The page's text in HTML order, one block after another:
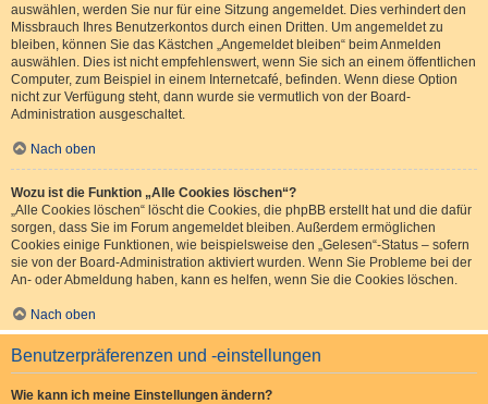
auswählen, werden Sie nur für eine Sitzung angemeldet. Dies verhindert den
Missbrauch Ihres Benutzerkontos durch einen Dritten. Um angemeldet zu
bleiben, können Sie das Kästchen „Angemeldet bleiben“ beim Anmelden
auswählen. Dies ist nicht empfehlenswert, wenn Sie sich an einem öffentlichen
Computer, zum Beispiel in einem Internetcafé, befinden. Wenn diese Option
nicht zur Verfügung steht, dann wurde sie vermutlich von der Board-
Administration ausgeschaltet.
Nach oben
Wozu ist die Funktion „Alle Cookies löschen“?
„Alle Cookies löschen“ löscht die Cookies, die phpBB erstellt hat und die dafür
sorgen, dass Sie im Forum angemeldet bleiben. Außerdem ermöglichen
Cookies einige Funktionen, wie beispielsweise den „Gelesen“-Status – sofern
sie von der Board-Administration aktiviert wurden. Wenn Sie Probleme bei der
An- oder Abmeldung haben, kann es helfen, wenn Sie die Cookies löschen.
Nach oben
Benutzerpräferenzen und -einstellungen
Wie kann ich meine Einstellungen ändern?